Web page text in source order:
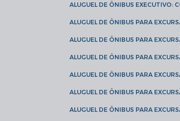
ALUGUEL DE ÔNIBUS EXECUTIVO:
ALUGUEL DE ÔNIBUS PARA
ALUGUEL DE ÔNIBUS PARA
ALUGUEL DE ÔNIBUS PARA
ALUGUEL DE ÔNIBUS PARA
ALUGUEL DE ÔNIBUS PARA
ALUGUEL DE ÔNIBUS PARA